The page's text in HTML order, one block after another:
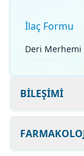
İlaç Formu
Deri Merhemi
BİLEŞİMİ